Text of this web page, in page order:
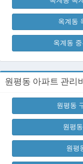
옥계동
옥계동
원평동 아파트 관리
원평동
원평
원평